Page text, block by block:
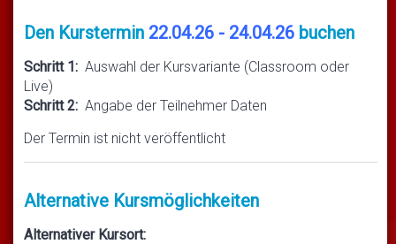
Den Kurstermin 22.04.26 - 24.04.26 buchen
Schritt 1: Auswahl der Kursvariante (Classroom oder
Live)
Schritt 2: Angabe der Teilnehmer Daten
Der Termin ist nicht veröffentlicht
Alternative Kursmöglichkeiten
Alternativer Kursort: